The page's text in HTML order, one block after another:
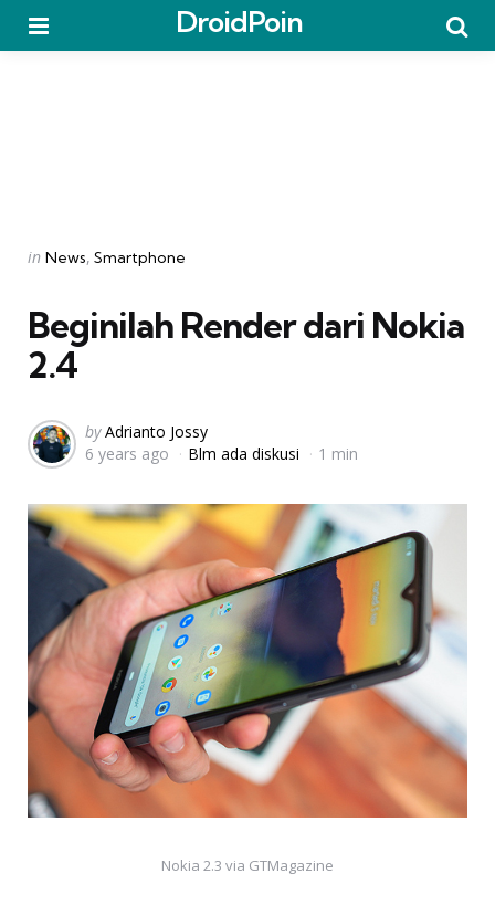
DroidPoin
Categories
Posted
in News Smartphone
Beginilah Render dari Nokia
2.4
Posted
by
by Adrianto Jossy
6 years ago
Blm ada diskusi 1 min
Nokia 2.3 via GTMagazine